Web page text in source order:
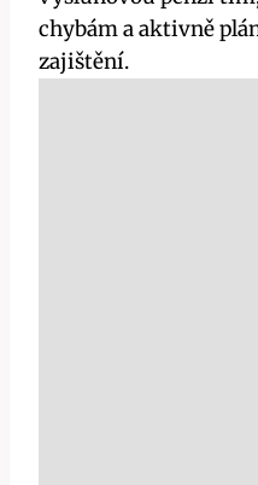
chybám a aktivně
zajištění.